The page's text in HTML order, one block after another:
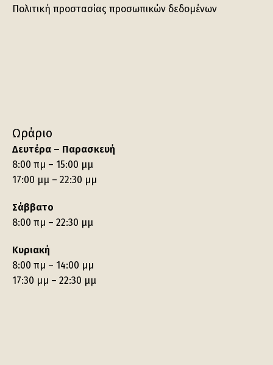
Πολιτική προστασίας προσωπικών δεδομένων
Ωράριο
Δευτέρα – Παρασκευή
8:00 πμ – 15:00 μμ
17:00 μμ – 22:30 μμ
Σάββατο
8:00 πμ – 22:30 μμ
Κυριακή
8:00 πμ – 14:00 μμ
17:30 μμ – 22:30 μμ